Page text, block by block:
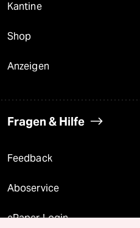
Kantine
Shop
Anzeigen
Fragen & Hilfe
Feedback
Aboservice
ePaper Login